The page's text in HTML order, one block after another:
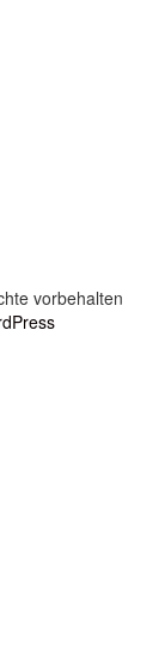
vorbehalten